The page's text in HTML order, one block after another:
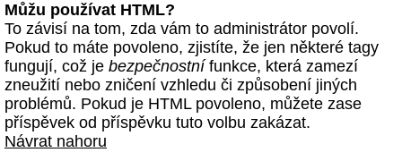
Můžu používat HTML?
To závisí na tom, zda vám to administrátor povolí.
Pokud to máte povoleno, zjistíte, že jen některé tagy
fungují, což je bezpečnostnífunkce, která zamezí
zneužití nebo zničení vzhledu či způsobení jiných
problémů. Pokud je HTML povoleno, můžete zase
příspěvek od příspěvku tuto volbu zakázat.
Návrat nahoru